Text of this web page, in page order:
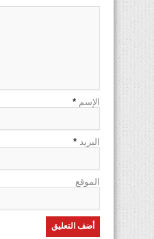
الإسم *
البريد *
الموقع